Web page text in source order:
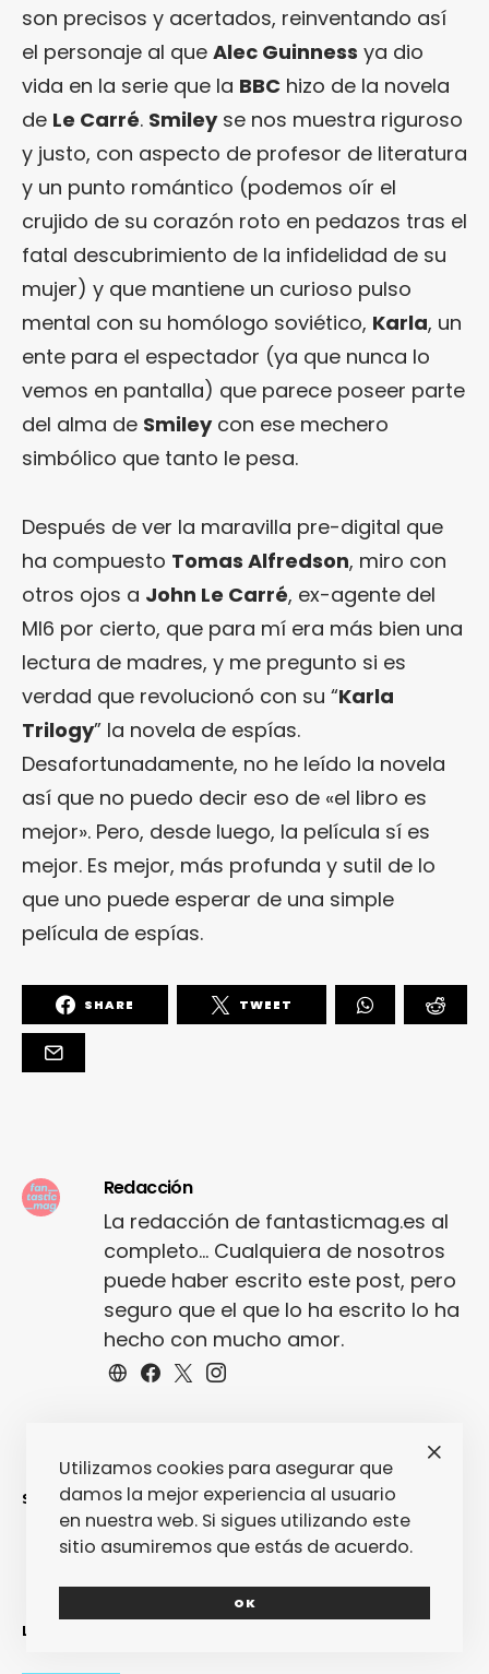
son precisos y acertados, reinventando así
el personaje al que Alec Guinness ya dio
vida en la serie que la BBC hizo de la novela
de Le Carré. Smileyse nos muestra riguroso
y justo, con aspecto de profesor de literatura
y un punto romántico (podemos oír el
crujido de su corazón roto en pedazos tras el
fatal descubrimiento de la infidelidad de su
mujer) y que mantiene un curioso pulso
mental con su homólogo soviético, Karla, un
ente para el espectador (ya que nunca lo
vemos en pantalla) que parece poseer parte
del alma de Smileycon ese mechero
simbólico que tanto le pesa.
Después de ver la maravilla pre-digital que
ha compuesto Tomas Alfredson, miro con
otros ojos a John Le Carré, ex-agente del
MI6 por cierto, que para mí era más bien una
lectura de madres, y me pregunto si es
verdad que revolucionó con su “Karla
Trilogy” la novela de espías.
Desafortunadamente, no he leído la novela
así que no puedo decir eso de «el libro es
mejor». Pero, desde luego, la película sí es
mejor. Es mejor, más profunda y sutil de lo
que uno puede esperar de una simple
película de espías.
SHARE TWEET
Redacción
La redacción de fantasticmag.es al
completo... Cualquiera de nosotros
puede haber escrito este post, pero
seguro que el que lo ha escrito lo ha
hecho con mucho amor.
SINCERAMENTE
LO MÁS RECIENTE
Utilizamos cookies para asegurar que
damos la mejor experiencia al usuario
en nuestra web. Si sigues utilizando este
sitio asumiremos que estás de acuerdo.
OK